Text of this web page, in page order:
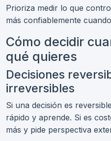
Prioriza medir lo que
más confiablemente
Cómo decidir
qué quieres
Decisiones
irreversibles
Si una decisión es
rápido y aprende. Si es
más y pide perspectiva